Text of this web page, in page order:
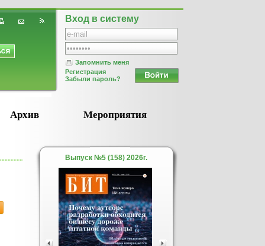
Вход в систему
Запомнить меня
Регистрация
Забыли пароль?
Архив Мероприятия
Выпуск №5 (158) 2026г.